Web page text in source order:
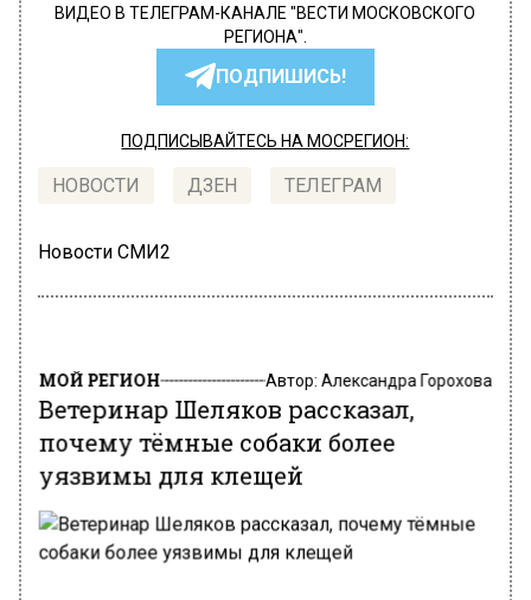
ВИДЕО В ТЕЛЕГРАМ-КАНАЛЕ "ВЕСТИ МОСКОВСКОГО
РЕГИОНА".
ПОДПИШИСЬ!
ПОДПИСЫВАЙТЕСЬ НА МОСРЕГИОН:
НОВОСТИ ДЗЕН ТЕЛЕГРАМ
Новости СМИ2
МОЙ РЕГИОН Автор: Александра Горохова
Ветеринар Шеляков рассказал,
почему тёмные собаки более
уязвимы для клещей